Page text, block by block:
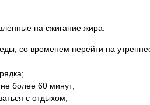
на сжигание жира:
со временем перейти на
более 60 минут;
с отдыхом;